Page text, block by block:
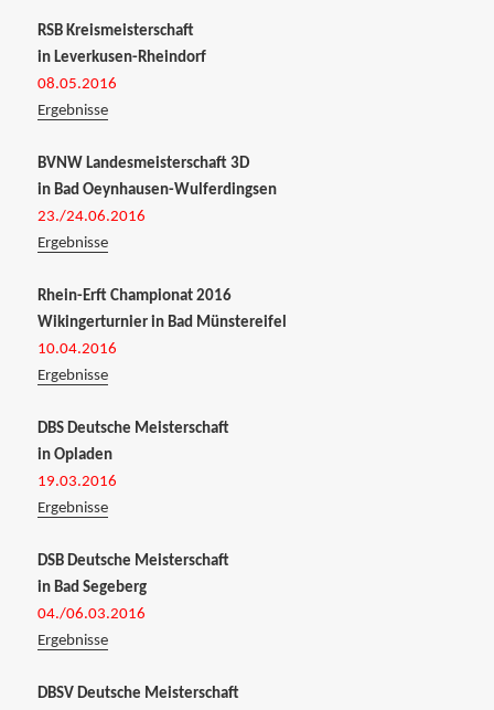
RSB Kreismeisterschaft
in Leverkusen-Rheindorf
08.05.2016
Ergebnisse
BVNW Landesmeisterschaft 3D
in Bad Oeynhausen-Wulferdingsen
23./24.06.2016
Ergebnisse
Rhein-Erft Championat 2016
Wikingerturnier in Bad Münstereifel
10.04.2016
Ergebnisse
DBS Deutsche Meisterschaft
in Opladen
19.03.2016
Ergebnisse
DSB Deutsche Meisterschaft
in Bad Segeberg
04./06.03.2016
Ergebnisse
DBSV Deutsche Meisterschaft